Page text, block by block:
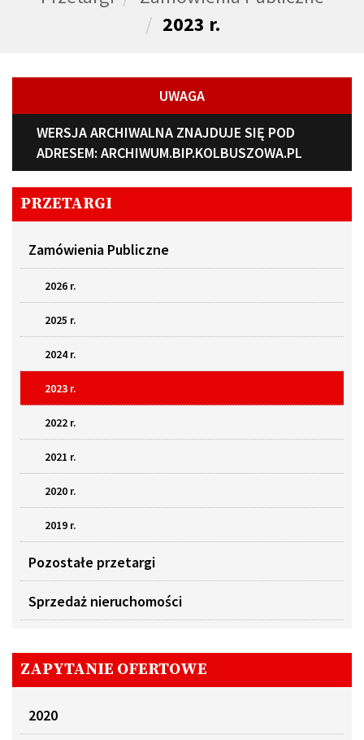
2023 r.
UWAGA
WERSJA ARCHIWALNA ZNAJDUJE SIĘ POD
ADRESEM: ARCHIWUM.BIP.KOLBUSZOWA.PL
PRZETARGI
Zamówienia Publiczne
2026 r.
2025 r.
2024 r.
2023 r.
2022 r.
2021 r.
2020 r.
2019 r.
Pozostałe przetargi
Sprzedaż nieruchomości
ZAPYTANIE OFERTOWE
2020